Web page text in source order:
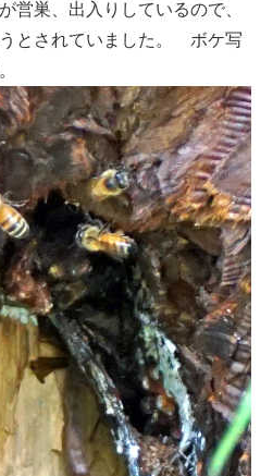
営巣、出入りしているので、
とされていました。 ボケ写